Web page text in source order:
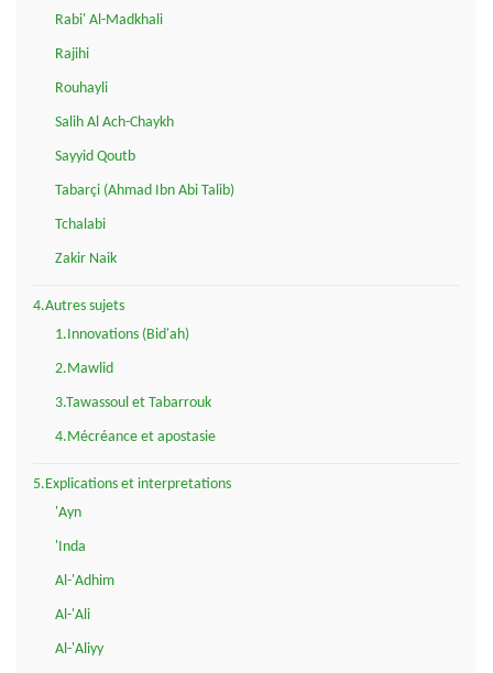
Rabi' Al-Madkhali
Rajihi
Rouhayli
Salih Al Ach-Chaykh
Sayyid Qoutb
Tabarçi (Ahmad Ibn Abi Talib)
Tchalabi
Zakir Naik
4.Autres sujets
1.Innovations (Bid'ah)
2.Mawlid
3.Tawassoul et Tabarrouk
4.Mécréance et apostasie
5.Explications et interpretations
'Ayn
'Inda
Al-'Adhim
Al-'Ali
Al-'Aliyy